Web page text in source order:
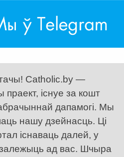
Catholic.by —
існуе за кошт
дапамогі. Мы
нашу дзейнасць. Ці
існаваць далей, у
залежыць ад вас. Шчыра